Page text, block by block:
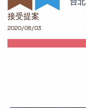
台
接受提案
2020/08/03